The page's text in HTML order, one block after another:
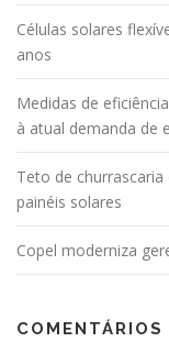
o
s
s
Células solares
anos
Medidas de
à atual demanda de
Teto de
painéis solares
Copel moderniza
COMENTÁRIOS